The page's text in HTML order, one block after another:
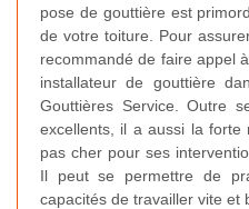
pose de gouttière est
de votre toiture. Pour
recommandé de faire appel
installateur de gouttière
Gouttières Service. Outre
excellents, il a aussi la
pas cher pour ses
Il peut se permettre de
capacités de travailler vite et